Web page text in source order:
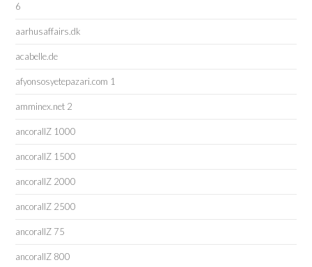
6
aarhusaffairs.dk
acabelle.de
afyonsosyetepazari.com 1
amminex.net 2
ancorallZ 1000
ancorallZ 1500
ancorallZ 2000
ancorallZ 2500
ancorallZ 75
ancorallZ 800